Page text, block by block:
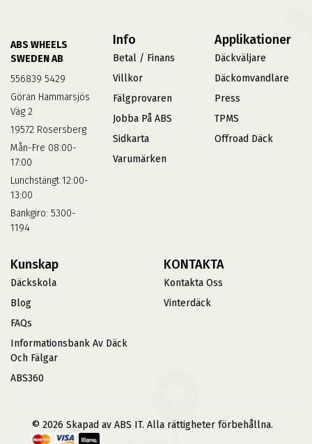
ABS WHEELS
SWEDEN AB
556839 5429
Göran Hammarsjös
Väg 2
19572 Rosersberg
Mån-Fre 08:00-
17:00
Lunchstängt 12:00-
13:00
Bankgiro: 5300-
1194
Info
Betal / Finans
Villkor
Fälgprovaren
Jobba På ABS
Sidkarta
Varumärken
Applikationer
Däckväljare
Däckomvandlare
Press
TPMS
Offroad Däck
Kunskap
Däckskola
Blog
FAQs
Informationsbank Av Däck
Och Fälgar
ABS360
KONTAKTA
Kontakta Oss
Vinterdäck
© 2026 Skapad av ABS IT. Alla rättigheter förbehållna.